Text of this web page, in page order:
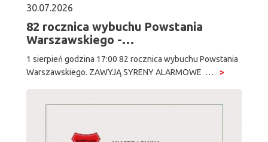
30.07.2026
82 rocznica wybuchu Powstania
Warszawskiego -…
1 sierpień godzina 17:00 82 rocznica wybuchu Powstania
Warszawskiego. ZAWYJĄ SYRENY ALARMOWE …